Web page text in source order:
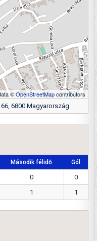
©OpenStreetMapcontributors
6800 Magyarország
Második félidő Gól
0
0
1 1